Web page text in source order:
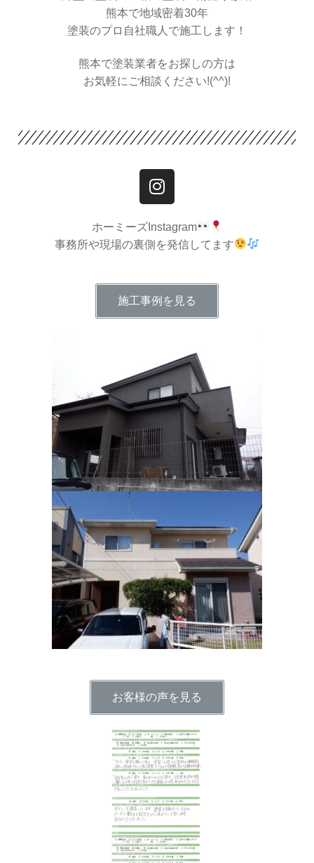
熊本で地域密着30年
塗装のプロ自社職人で施工します！
熊本で塗装業者をお探しの方は
お気軽にご相談ください!(^^)!
ホーミーズInstagram
事務所や現場の裏側を発信してます
施工事例を見る
お客様の声を見る